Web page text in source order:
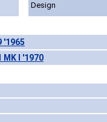
Design
'1965
MK I '1970